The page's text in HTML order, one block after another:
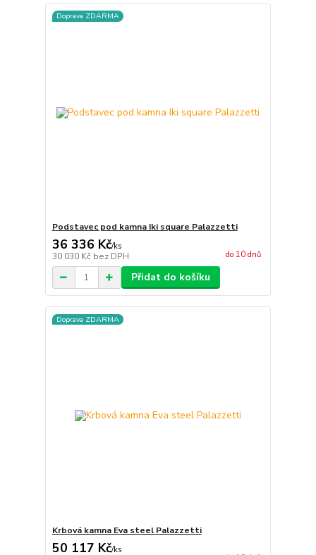
Doprava ZDARMA
Podstavec pod kamna Iki square Palazzetti
36 336 Kč/ks
30 030 Kč bez DPH do 10 dnů
Přidat do košíku
Doprava ZDARMA
Krbová kamna Eva steel Palazzetti
50 117 Kč/ks